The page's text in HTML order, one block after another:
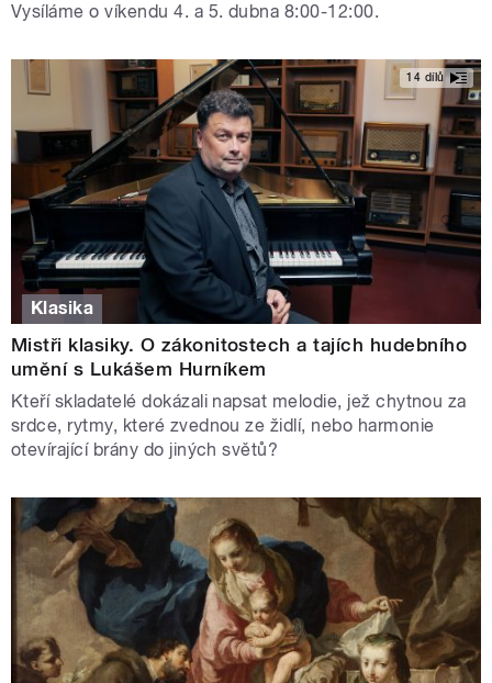
Vysíláme o víkendu 4. a 5. dubna 8:00-12:00.
14 dílů
Klasika
Mistři klasiky. O zákonitostech a tajích hudebního
umění s Lukášem Hurníkem
Kteří skladatelé dokázali napsat melodie, jež chytnou za
srdce, rytmy, které zvednou ze židlí, nebo harmonie
otevírající brány do jiných světů?